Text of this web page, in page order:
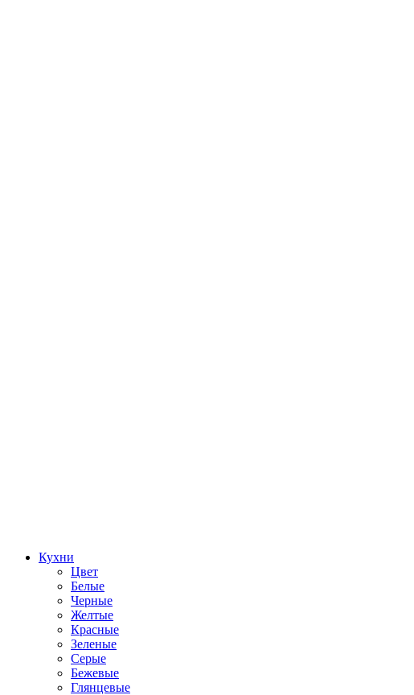
Кухни
Цвет
Белые
Черные
Желтые
Красные
Зеленые
Серые
Бежевые
Глянцевые